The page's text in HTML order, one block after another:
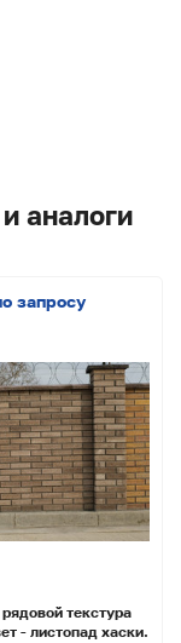
аналоги
запросу
текстура
- листопад хаски.